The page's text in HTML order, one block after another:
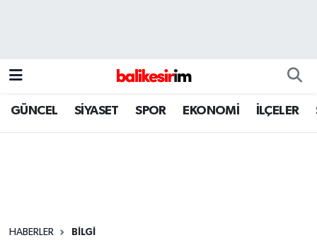
GÜNCEL SİYASET SPOR EKONOMİ İLÇELER
HABERLER BİLGİ